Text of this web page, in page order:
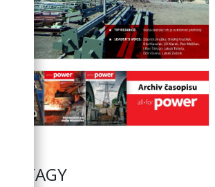
TAGY